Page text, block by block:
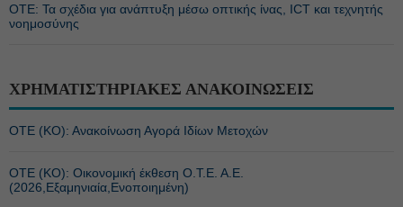
ΟΤΕ: Τα σχέδια για ανάπτυξη μέσω οπτικής ίνας, ICT και τεχνητής
νοημοσύνης
ΧΡΗΜΑΤΙΣΤΗΡΙΑΚΕΣ ΑΝΑΚΟΙΝΩΣΕΙΣ
ΟΤΕ (ΚΟ): Ανακοίνωση Αγορά Ιδίων Μετοχών
ΟΤΕ (ΚΟ): Οικονομική έκθεση Ο.Τ.Ε. Α.Ε.
(2026,Εξαμηνιαία,Ενοποιημένη)